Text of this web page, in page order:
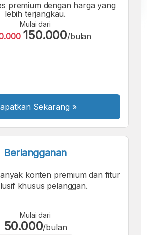
A
Font
A
Font
premium dengan harga yang
lebih terjangkau.
Mulai dari
150.000/bulan
Sekarang »
Berlangganan
konten premium dan fitur
khusus pelanggan.
Mulai dari
50.000/bulan